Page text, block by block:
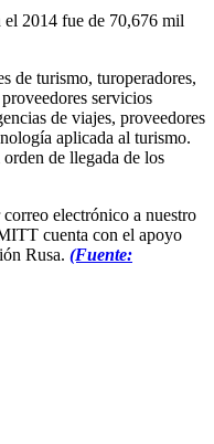
2014 fue de 70,676 mil
de turismo, turoperadores,
servicios
de viajes, proveedores
aplicada al turismo.
de llegada de los
electrónico a nuestro
cuenta con el apoyo
Rusa. (Fuente: